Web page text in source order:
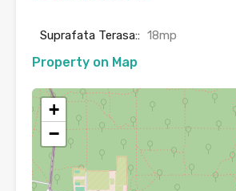
Suprafata Terasa:: 18mp
Property on Map
+
−